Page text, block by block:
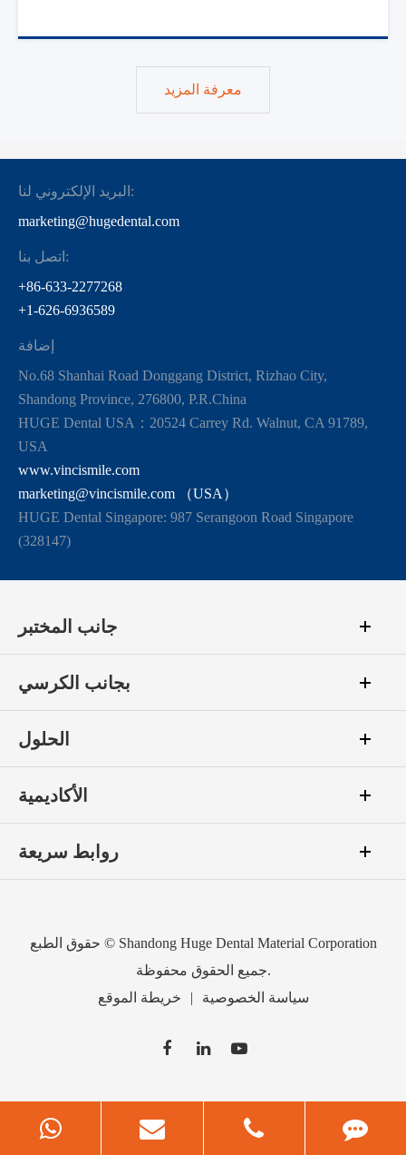
معرفة المزيد
البريد الإلكتروني لنا:
marketing@hugedental.com
اتصل بنا:
+86-633-2277268
+1-626-6936589
إضافة
No.68 Shanhai Road Donggang District, Rizhao City,
Shandong Province, 276800, P.R.China
HUGE Dental USA：20524 Carrey Rd. Walnut, CA 91789,
USA
www.vincismile.com
marketing@vincismile.com （USA）
HUGE Dental Singapore: 987 Serangoon Road Singapore
(328147)
جانب المختبر
بجانب الكرسي
الحلول
الأكاديمية
روابط سريعة
حقوق الطبع © Shandong Huge Dental Material Corporation
جميع الحقوق محفوظة.
خريطة الموقع
| سياسة الخصوصية